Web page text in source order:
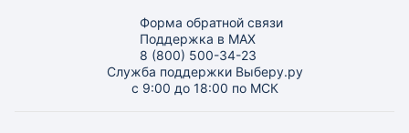
Форма обратной связи
Поддержка в MAX
8 (800) 500-34-23
Служба поддержки Выберу.ру
с 9:00 до 18:00 по МСК